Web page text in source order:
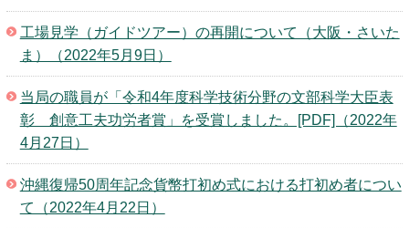
工場見学（ガイドツアー）の再開について（大阪・さいた
ま）（2022年5月9日）
当局の職員が「令和4年度科学技術分野の文部科学大臣表
彰 創意工夫功労者賞」を受賞しました。[PDF]（2022年
4月27日）
沖縄復帰50周年記念貨幣打初め式における打初め者につい
て（2022年4月22日）